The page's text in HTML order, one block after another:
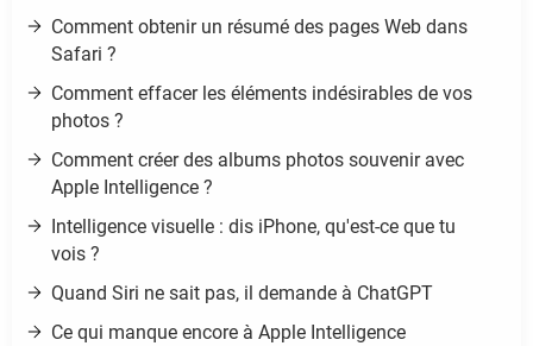
Comment obtenir un résumé des pages Web dans
Safari ?
Comment effacer les éléments indésirables de vos
photos ?
Comment créer des albums photos souvenir avec
Apple Intelligence ?
Intelligence visuelle : dis iPhone, qu'est-ce que tu
vois ?
Quand Siri ne sait pas, il demande à ChatGPT
Ce qui manque encore à Apple Intelligence